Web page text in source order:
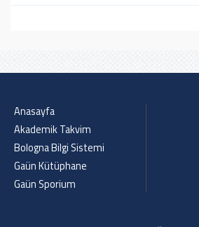
Anasayfa
Akademik Takvim
Bologna Bilgi Sistemi
Gaün Kütüphane
Gaün Sporium